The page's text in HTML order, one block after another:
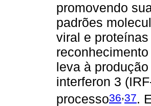
promovendo
padrões
viral e
leva à
interferon 3
processo36,37.